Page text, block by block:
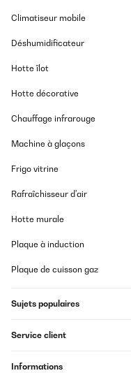
Climatiseur mobile
Déshumidificateur
Hotte îlot
Hotte décorative
Chauffage infrarouge
Machine à glaçons
Frigo vitrine
Rafraîchisseur d'air
Hotte murale
Plaque à induction
Plaque de cuisson gaz
Sujets populaires
Service client
Informations